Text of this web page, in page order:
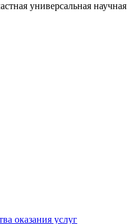
универсальная научная
оказания услуг